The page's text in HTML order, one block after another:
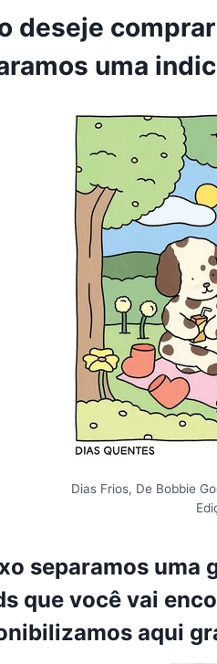
deseje
uma
Dias Frios, De Bobbie
separamos uma
que você vai
aqui